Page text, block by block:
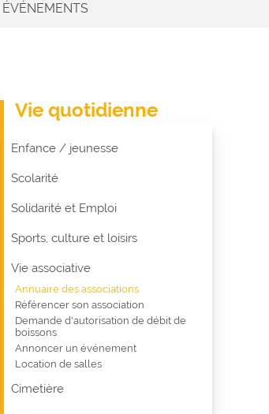
ÉVÉNEMENTS
Vie quotidienne
Enfance / jeunesse
Scolarité
Solidarité et Emploi
Sports, culture et loisirs
Vie associative
Annuaire des associations
Référencer son association
Demande d'autorisation de débit de
boissons
Annoncer un événement
Location de salles
Cimetière